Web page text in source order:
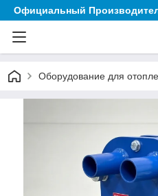
Официальный
Оборудование для